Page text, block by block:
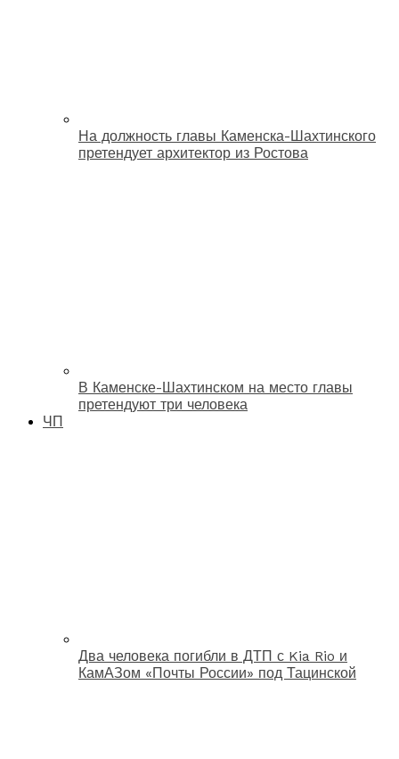
На должность главы Каменска-Шахтинского
претендует архитектор из Ростова
В Каменске-Шахтинском на место главы
претендуют три человека
ЧП
Два человека погибли в ДТП с Kia Rio и
КамАЗом «Почты России» под Тацинской